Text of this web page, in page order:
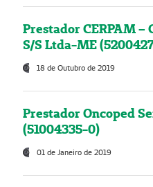
Prestador CERPAM –
S/S Ltda-ME
18 de Outubro de 2019
Prestador Oncoped
(51004335-0)
01 de Janeiro de 2019